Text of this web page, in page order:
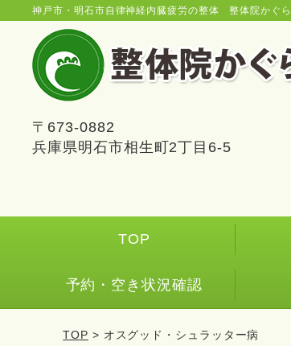
神戸市・明石市自律神経内臓疲労の整体 整体院かぐら
〒673-0882
兵庫県明石市相生町2丁目6-5
TOP
予約・空き状況確認
TOP > オスグッド・シュラッター病